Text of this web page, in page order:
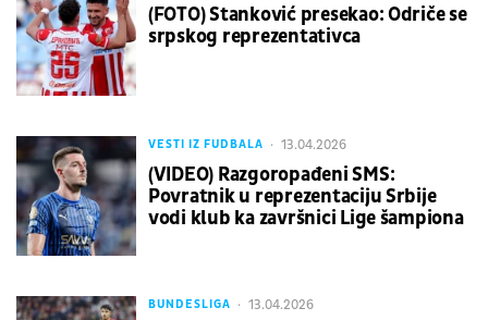
(FOTO) Stanković presekao: Odriče se
srpskog reprezentativca
VESTI IZ FUDBALA 13.04.2026
(VIDEO) Razgoropađeni SMS:
Povratnik u reprezentaciju Srbije
vodi klub ka završnici Lige šampiona
BUNDESLIGA 13.04.2026